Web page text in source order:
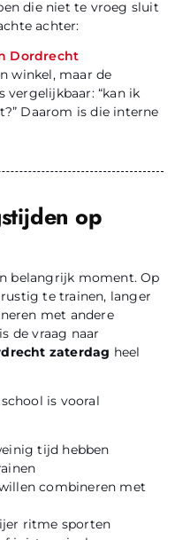
die niet te vroeg sluit
achter:
Dordrecht
winkel, maar de
vergelijkbaar: “kan ik
Daarom is die interne
op
belangrijk moment. Op
te trainen, langer
met andere
de vraag naar
zaterdag heel
is vooral
tijd hebben
combineren met
ritme sporten